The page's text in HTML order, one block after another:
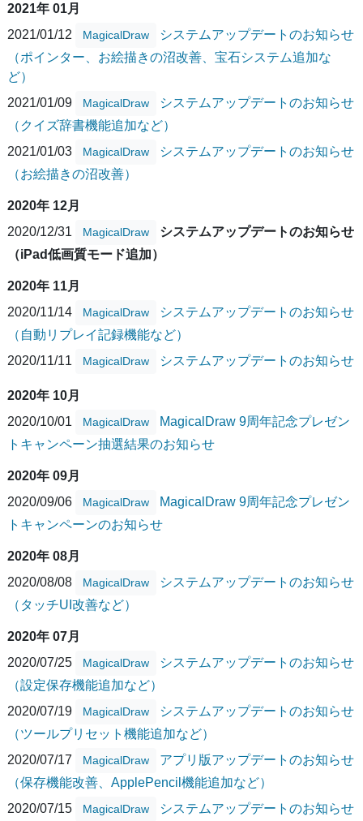
2021年 01月
2021/01/12
MagicalDraw
システムアップデートのお知らせ
（ポインター、お絵描きの沼改善、宝石システム追加な
ど）
2021/01/09
MagicalDraw
システムアップデートのお知らせ
（クイズ辞書機能追加など）
2021/01/03
MagicalDraw
システムアップデートのお知らせ
（お絵描きの沼改善）
2020年 12月
2020/12/31
MagicalDraw
システムアップデートのお知らせ
（iPad低画質モード追加）
2020年 11月
2020/11/14
MagicalDraw
システムアップデートのお知らせ
（自動リプレイ記録機能など）
2020/11/11
MagicalDraw システムアップデートのお知らせ
2020年 10月
2020/10/01
MagicalDraw
MagicalDraw 9周年記念プレゼン
トキャンペーン抽選結果のお知らせ
2020年 09月
2020/09/06
MagicalDraw
MagicalDraw 9周年記念プレゼン
トキャンペーンのお知らせ
2020年 08月
2020/08/08
MagicalDraw
システムアップデートのお知らせ
（タッチUI改善など）
2020年 07月
2020/07/25
MagicalDraw
システムアップデートのお知らせ
（設定保存機能追加など）
2020/07/19
MagicalDraw
システムアップデートのお知らせ
（ツールプリセット機能追加など）
2020/07/17
MagicalDraw
アプリ版アップデートのお知らせ
（保存機能改善、ApplePencil機能追加など）
2020/07/15
MagicalDraw
システムアップデートのお知らせ